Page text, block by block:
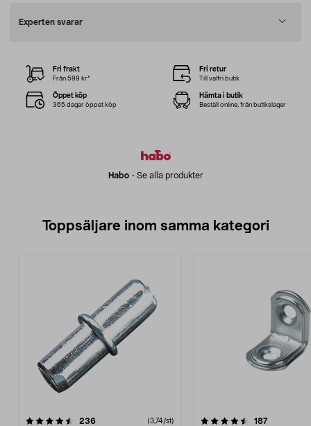
Experten svarar
Habo- Se alla produkter
Fri frakt
Från 599 kr*
Fri retur
Till valfri butik
Öppet köp
365 dagar öppet köp
Hämta i butik
Beställ online, från butikslager
Toppsäljare inom samma kategori
236recensioner (3,74/st)
4.5 av 5 stjärnor 187
4.5 av 5 stjärnor